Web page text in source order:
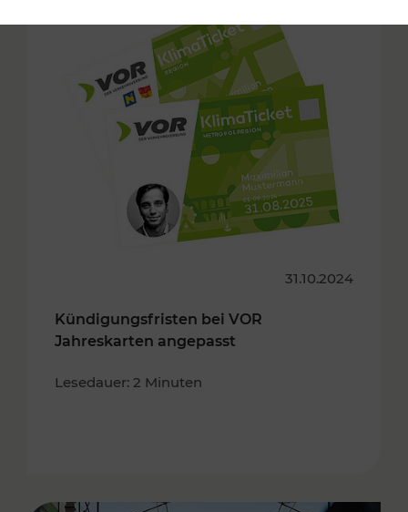
31.10.2024
Kündigungsfristen bei VOR
Jahreskarten angepasst
Lesedauer: 2 Minuten